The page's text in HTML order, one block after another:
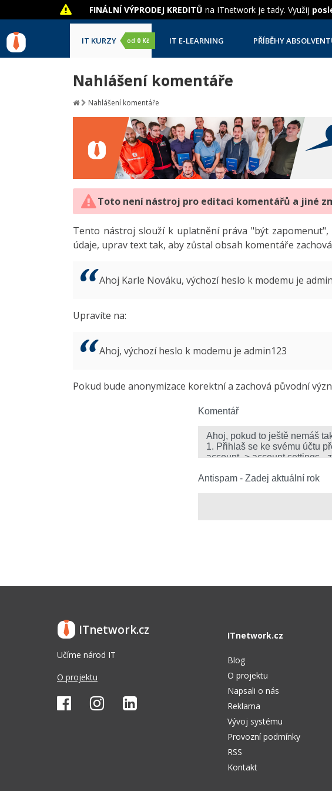
FINÁLNÍ VÝPRODEJ KREDITŮ na ITnetwork je tady. Využij
IT KURZY od 0 Kč IT E-LEARNING PŘÍBĚHY
Nahlášení komentáře
Nahlášení komentáře
Toto není nástroj pro editaci komentářů a jiné
Tento nástroj slouží k uplatnění práva "být
údaje, uprav text tak, aby zůstal obsah komentáře
Ahoj Karle Nováku, výchozí heslo k modemu je
Upravíte na:
Ahoj, výchozí heslo k modemu je admin123
Pokud bude anonymizace korektní a zachová původní
Komentář
Antispam - Zadej aktuální rok
ITnetwork.cz
Učíme národ IT
O projektu
ITnetwork.cz
Blog
O projektu
Napsali o nás
Reklama
Vývoj systému
Provozní podmínky
RSS
Kontakt